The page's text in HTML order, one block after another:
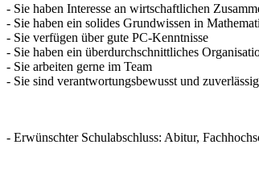
- Sie haben Interesse an wirtschaftlichen
- Sie haben ein solides Grundwissen in
- Sie verfügen über gute PC-Kenntnisse
- Sie haben ein überdurchschnittliches
- Sie arbeiten gerne im Team
- Sie sind verantwortungsbewusst und zuverlässig
- Erwünschter Schulabschluss: Abitur,